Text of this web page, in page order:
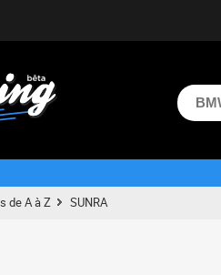
de A à Z SUNRA